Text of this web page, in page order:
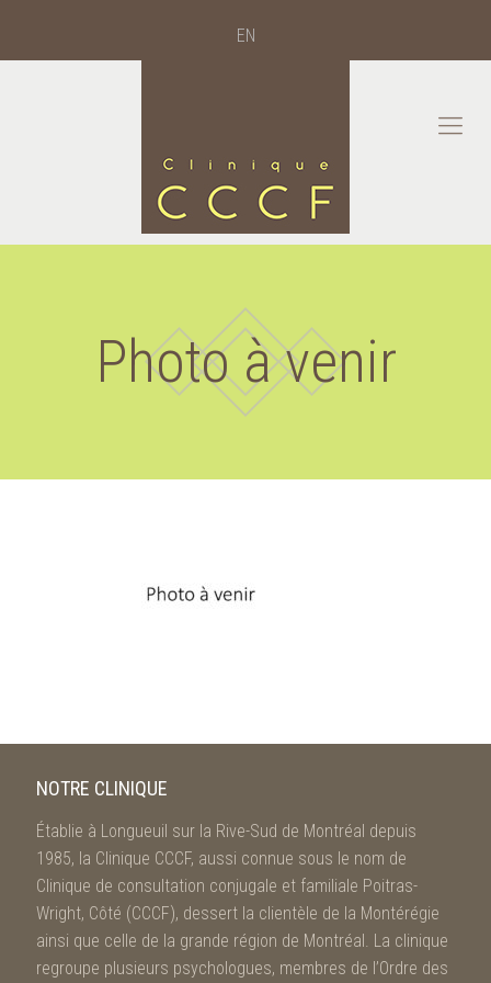
EN
Photo à venir
NOTRE CLINIQUE
Établie à Longueuil sur la Rive-Sud de Montréal depuis
1985, la Clinique CCCF, aussi connue sous le nom de
Clinique de consultation conjugale et familiale Poitras-
Wright, Côté (CCCF), dessert la clientèle de la Montérégie
ainsi que celle de la grande région de Montréal. La clinique
regroupe plusieurs psychologues, membres de l’Ordre des